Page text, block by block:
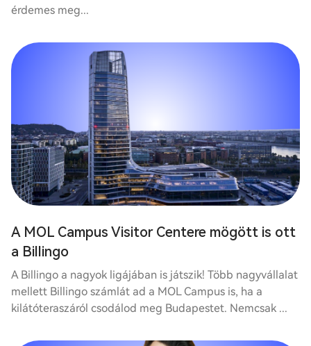
érdemes meg...
A MOL Campus Visitor Centere mögött is ott
a Billingo
A Billingo a nagyok ligájában is játszik! Több nagyvállalat
mellett Billingo számlát ad a MOL Campus is, ha a
kilátóteraszáról csodálod meg Budapestet. Nemcsak ...